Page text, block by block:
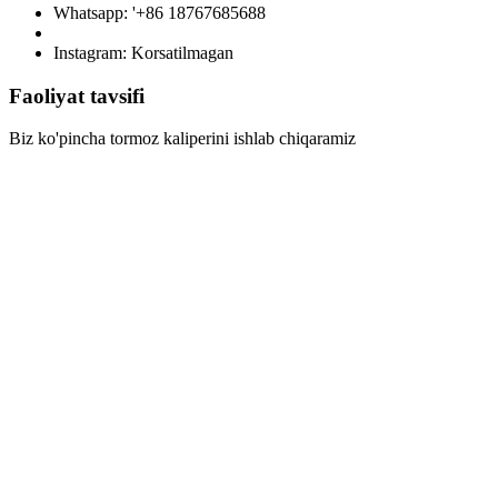
Whatsapp: '+86 18767685688
Instagram: Korsatilmagan
Faoliyat tavsifi
Biz ko'pincha tormoz kaliperini ishlab chiqaramiz